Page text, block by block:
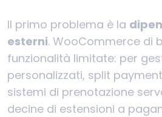
Il primo problema è la
esterni. WooCommerce di
funzionalità limitate: per
personalizzati, split
sistemi di prenotazione
decine di estensioni a